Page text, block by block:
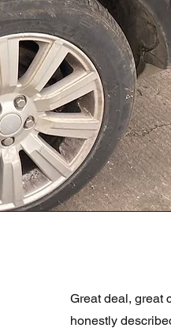
Great deal, great
honestly